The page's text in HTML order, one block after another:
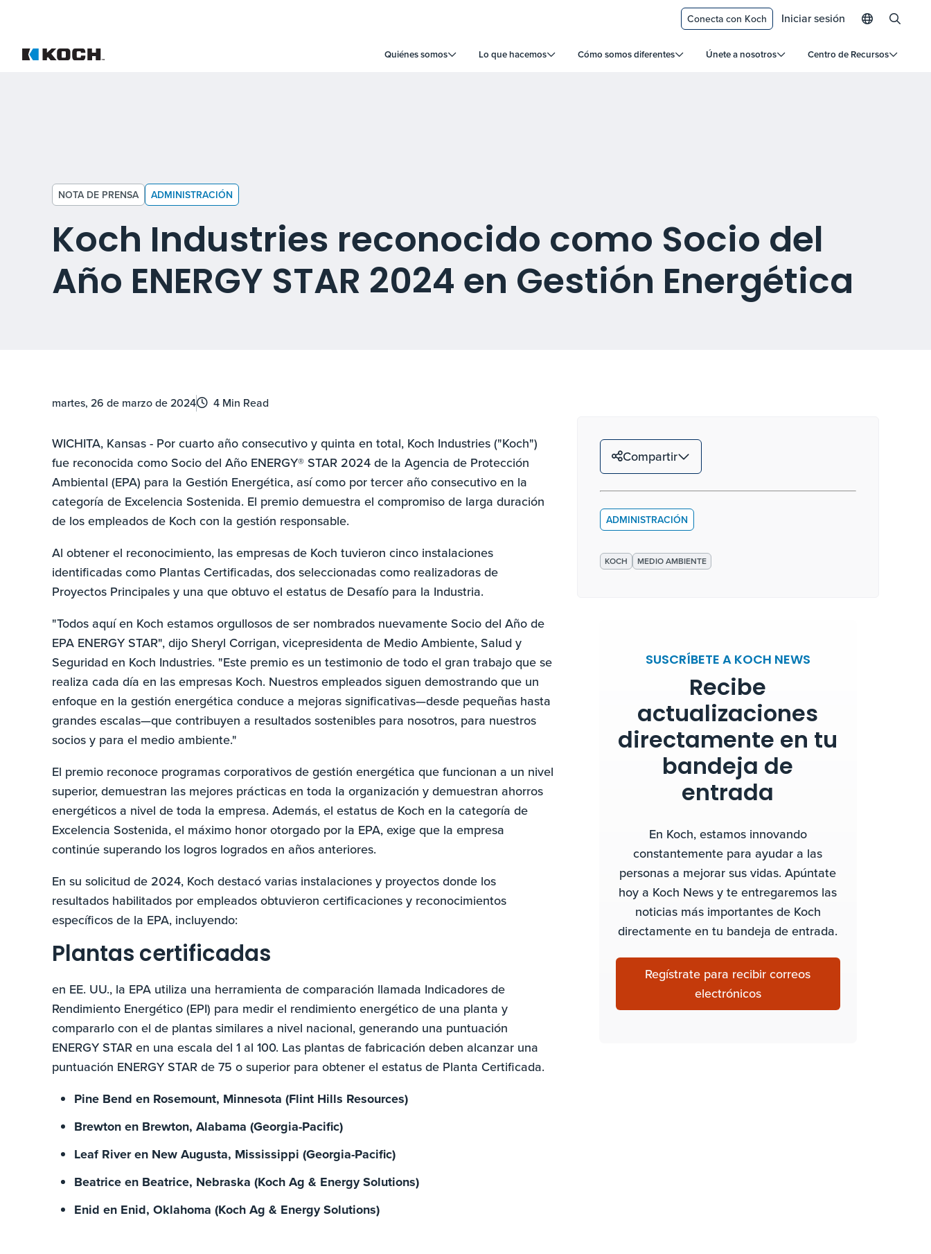
Quiénes somos Lo que hacemos Cómo somos diferentes Únete a nosotros Centro de Recursos
Conecta con Koch Iniciar sesión
NOTA DE PRENSA ADMINISTRACIÓN
Koch Industries reconocido como Socio del
Año ENERGY STAR 2024 en Gestión Energética
martes, 26 de marzo de 2024 4 Min Read
WICHITA, Kansas - Por cuarto año consecutivo y quinta en total, Koch Industries ("Koch")
fue reconocida como Socio del Año ENERGY® STAR 2024 de la Agencia de Protección
Ambiental (EPA) para la Gestión Energética, así como por tercer año consecutivo en la
categoría de Excelencia Sostenida. El premio demuestra el compromiso de larga duración
de los empleados de Koch con la gestión responsable.
Al obtener el reconocimiento, las empresas de Koch tuvieron cinco instalaciones
identificadas como Plantas Certificadas, dos seleccionadas como realizadoras de
Proyectos Principales y una que obtuvo el estatus de Desafío para la Industria.
"Todos aquí en Koch estamos orgullosos de ser nombrados nuevamente Socio del Año de
EPA ENERGY STAR", dijo Sheryl Corrigan, vicepresidenta de Medio Ambiente, Salud y
Seguridad en Koch Industries. "Este premio es un testimonio de todo el gran trabajo que se
realiza cada día en las empresas Koch. Nuestros empleados siguen demostrando que un
enfoque en la gestión energética conduce a mejoras significativas—desde pequeñas hasta
grandes escalas—que contribuyen a resultados sostenibles para nosotros, para nuestros
socios y para el medio ambiente."
El premio reconoce programas corporativos de gestión energética que funcionan a un nivel
superior, demuestran las mejores prácticas en toda la organización y demuestran ahorros
energéticos a nivel de toda la empresa. Además, el estatus de Koch en la categoría de
Excelencia Sostenida, el máximo honor otorgado por la EPA, exige que la empresa
continúe superando los logros logrados en años anteriores.
En su solicitud de 2024, Koch destacó varias instalaciones y proyectos donde los
resultados habilitados por empleados obtuvieron certificaciones y reconocimientos
específicos de la EPA, incluyendo:
Plantas certificadas
en EE. UU., la EPA utiliza una herramienta de comparación llamada Indicadores de
Rendimiento Energético (EPI) para medir el rendimiento energético de una planta y
compararlo con el de plantas similares a nivel nacional, generando una puntuación
ENERGY STAR en una escala del 1 al 100. Las plantas de fabricación deben alcanzar una
puntuación ENERGY STAR de 75 o superior para obtener el estatus de Planta Certificada.
Pine Bend en Rosemount, Minnesota (Flint Hills Resources)
Brewton en Brewton, Alabama (Georgia-Pacific)
Leaf River en New Augusta, Mississippi (Georgia-Pacific)
Beatrice en Beatrice, Nebraska (Koch Ag & Energy Solutions)
Enid en Enid, Oklahoma (Koch Ag & Energy Solutions)
Compartir
ADMINISTRACIÓN
KOCH MEDIO AMBIENTE
SUSCRÍBETE A KOCH NEWS
Recibe
actualizaciones
directamente en tu
bandeja de
entrada
En Koch, estamos innovando
constantemente para ayudar a las
personas a mejorar sus vidas. Apúntate
hoy a Koch News y te entregaremos las
noticias más importantes de Koch
directamente en tu bandeja de entrada.
Regístrate para recibir correos
electrónicos